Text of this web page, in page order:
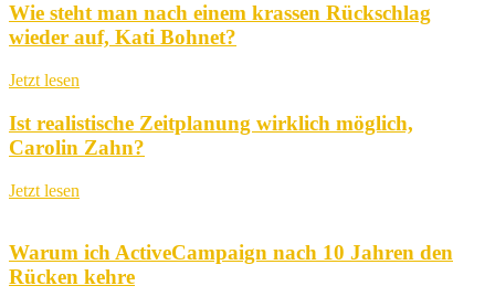
Wie steht man nach einem krassen Rückschlag
wieder auf, Kati Bohnet?
Jetzt lesen
Ist realistische Zeitplanung wirklich möglich,
Carolin Zahn?
Jetzt lesen
Warum ich ActiveCampaign nach 10 Jahren den
Rücken kehre